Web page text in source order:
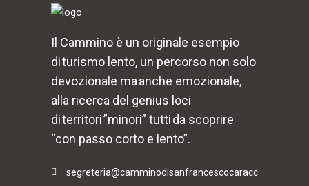
Il Cammino è un originale esempio
di turismo lento, un percorso non solo
devozionale ma anche emozionale,
alla ricerca del genius loci
di territori ”minori” tutti da scoprire
“con passo corto e lento”.
segreteria@camminodisanfrancescocaracc